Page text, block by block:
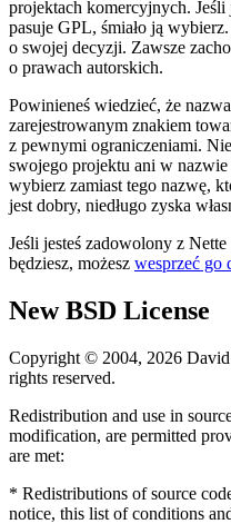
projektach komercyjnych.
pasuje GPL, śmiało ją
o swojej decyzji. Zawsze
o prawach autorskich.
Powinieneś wiedzieć, że
zarejestrowanym znakiem
z pewnymi ograniczeniami.
swojego projektu ani w
wybierz zamiast tego nazwę,
jest dobry, niedługo zyska
Jeśli jesteś zadowolony z
będziesz, możesz wesprzeć go
New BSD License
Copyright © 2004, 2026
rights reserved.
Redistribution and use in
modification, are permitted
are met:
* Redistributions of source
notice, this list of conditions